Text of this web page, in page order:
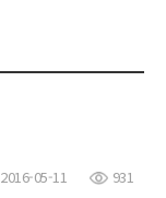
2016-05-11 931